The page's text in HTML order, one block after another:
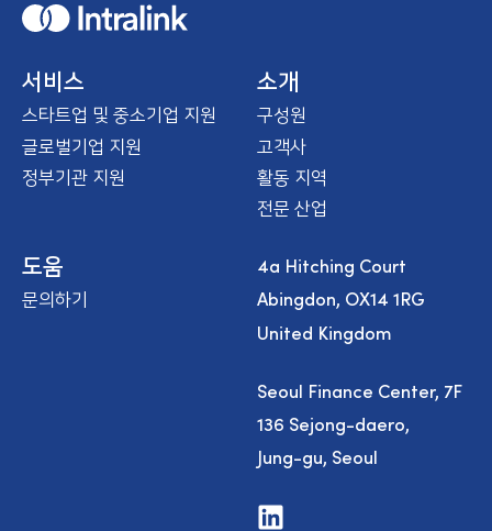
H
o
서비스
스타트업 및 중소기업 지원
글로벌기업 지원
정부기관 지원
소개
구성원
고객사
활동 지역
전문 산업
도움
문의하기
4a Hitching Court
Abingdon, OX14 1RG
United Kingdom
Seoul Finance Center, 7F
136 Sejong-daero,
Jung-gu, Seoul
V